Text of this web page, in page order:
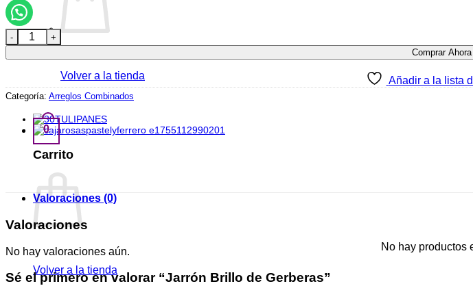
No hay
Volver a la tienda
0
Carrito
No hay productos
Volver a la tienda
Jarrón Brillo de Gerberas cantidad
Comprar Ahora
Añadir a la lista
Categoría: Arreglos Combinados
Valoraciones (0)
Valoraciones
No hay valoraciones aún.
Sé el primero en valorar “Jarrón Brillo de Gerberas”